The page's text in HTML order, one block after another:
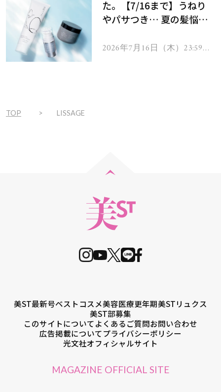
た。【7/16まで】うねり
やパサつき… 夏の髪悩み
ムを13名様にプレゼン
2026年7月16日（木）23:59ま
TOP LISSAGE
美ST最新号ベストコスメ美容医療更年期美STリュクス
美ST部募集
このサイトについてよくあるご質問お問い合わせ
広告掲載についてプライバシーポリシー
光文社オフィシャルサイト
MAGAZINE OFFICIAL SITE